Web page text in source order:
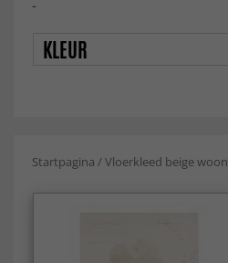
-
KLEUR
Startpagina /Vloerkleed beige